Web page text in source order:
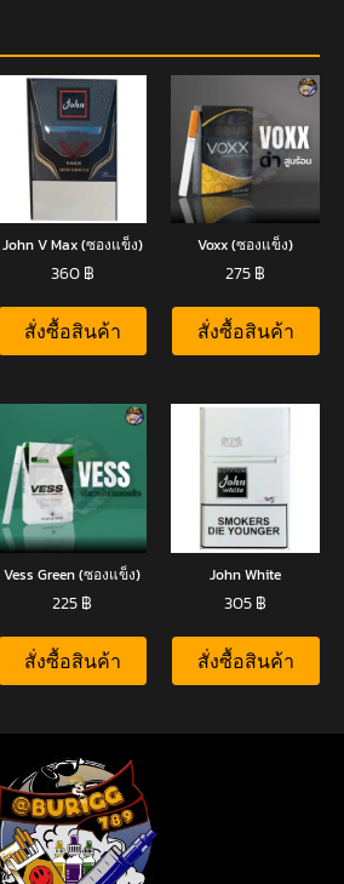
John V Max (ซองแข็ง)
360฿
สั่งซื้อสินค้า
Voxx (ซองแข็ง)
275฿
สั่งซื้อสินค้า
Vess Green (ซองแข็ง)
225฿
สั่งซื้อสินค้า
John White
305฿
สั่งซื้อสินค้า